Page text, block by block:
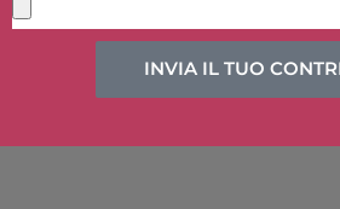
INVIA IL TUO